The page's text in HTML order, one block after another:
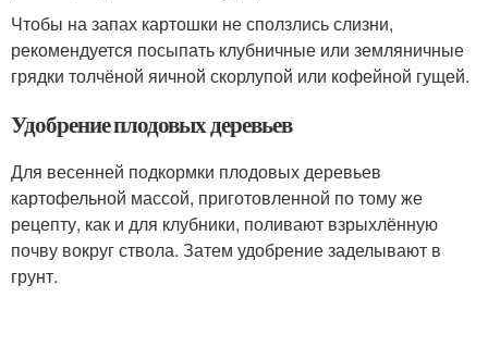
Чтобы на запах картошки не сползлись слизни,
рекомендуется посыпать клубничные или земляничные
грядки толчёной яичной скорлупой или кофейной гущей.
Удобрение плодовых деревьев
Для весенней подкормки плодовых деревьев
картофельной массой, приготовленной по тому же
рецепту, как и для клубники, поливают взрыхлённую
почву вокруг ствола. Затем удобрение заделывают в
грунт.